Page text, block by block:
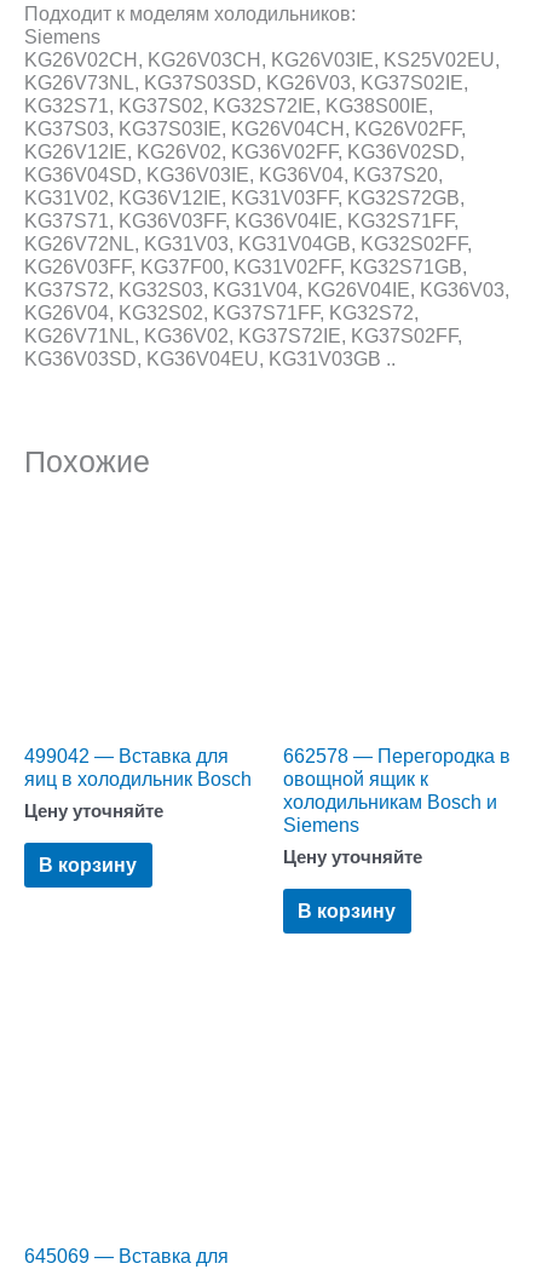
Подходит к моделям холодильников:
Siemens
KG26V02CH, KG26V03CH, KG26V03IE, KS25V02EU,
KG26V73NL, KG37S03SD, KG26V03, KG37S02IE,
KG32S71, KG37S02, KG32S72IE, KG38S00IE,
KG37S03, KG37S03IE, KG26V04CH, KG26V02FF,
KG26V12IE, KG26V02, KG36V02FF, KG36V02SD,
KG36V04SD, KG36V03IE, KG36V04, KG37S20,
KG31V02, KG36V12IE, KG31V03FF, KG32S72GB,
KG37S71, KG36V03FF, KG36V04IE, KG32S71FF,
KG26V72NL, KG31V03, KG31V04GB, KG32S02FF,
KG26V03FF, KG37F00, KG31V02FF, KG32S71GB,
KG37S72, KG32S03, KG31V04, KG26V04IE, KG36V03,
KG26V04, KG32S02, KG37S71FF, KG32S72,
KG26V71NL, KG36V02, KG37S72IE, KG37S02FF,
KG36V03SD, KG36V04EU, KG31V03GB ..
Похожие
499042 — Вставка для
яиц в холодильник Bosch
Цену уточняйте
В корзину
662578 — Перегородка в
овощной ящик к
холодильникам Bosch и
Siemens
Цену уточняйте
В корзину
645069 — Вставка для